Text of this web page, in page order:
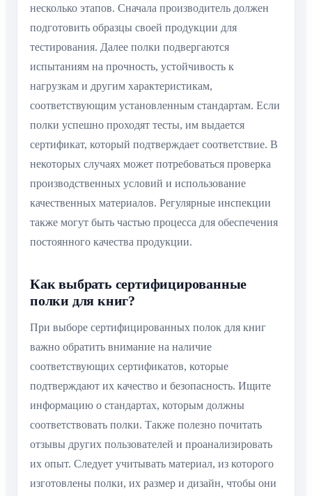
несколько этапов. Сначала производитель должен
подготовить образцы своей продукции для
тестирования. Далее полки подвергаются
испытаниям на прочность, устойчивость к
нагрузкам и другим характеристикам,
соответствующим установленным стандартам. Если
полки успешно проходят тесты, им выдается
сертификат, который подтверждает соответствие. В
некоторых случаях может потребоваться проверка
производственных условий и использование
качественных материалов. Регулярные инспекции
также могут быть частью процесса для обеспечения
постоянного качества продукции.
Как выбрать сертифицированные
полки для книг?
При выборе сертифицированных полок для книг
важно обратить внимание на наличие
соответствующих сертификатов, которые
подтверждают их качество и безопасность. Ищите
информацию о стандартах, которым должны
соответствовать полки. Также полезно почитать
отзывы других пользователей и проанализировать
их опыт. Следует учитывать материал, из которого
изготовлены полки, их размер и дизайн, чтобы они